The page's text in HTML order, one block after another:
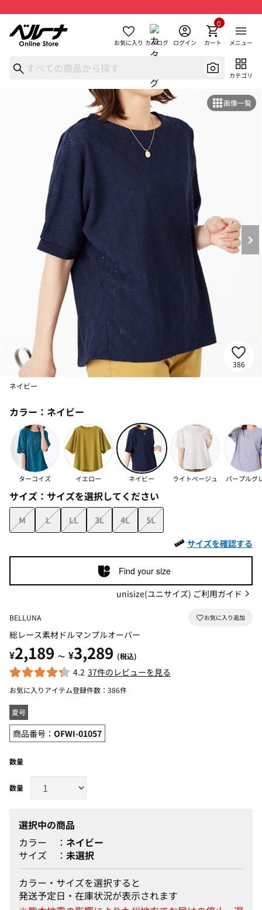
お気に入り カタログ ログイン カート
0
メニュー
カテゴリ
画像一覧
386
ネイビー
カラー： ネイビー
ターコイズ イエロー ネイビー ライトベージュ パープルグ
サイズ： サイズを選択してください
M L LL 3L 4L
5L
サイズを確認する
Find your size
unisize(ユニサイズ) ご利用ガイド
BELLUNA
総レース素材ドルマンプルオーバー
¥2,189 ～ ¥3,289 (税込)
4.2 37件のレビューを見る
お気に入りアイテム登録件数： 386件
夏号
商品番号： OFWI-01057
数量
選択中の商品
カラー
ネイビー
サイズ
未選択
カラー・サイズを選択すると
発送予定日・在庫状況が表示されます